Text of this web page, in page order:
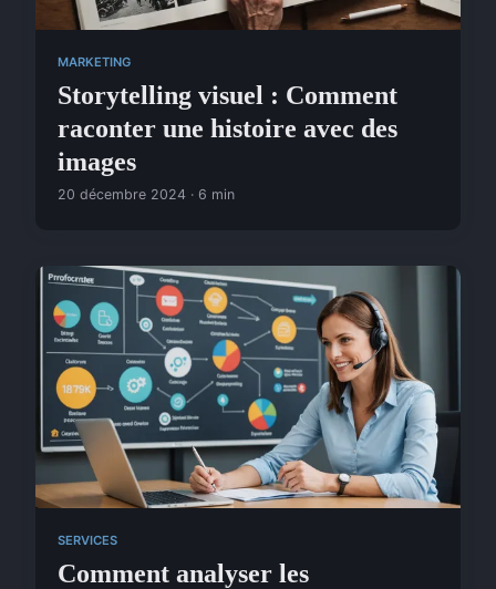
MARKETING
Storytelling visuel : Comment
raconter une histoire avec des
images
20 décembre 2024 · 6 min
SERVICES
Comment analyser les